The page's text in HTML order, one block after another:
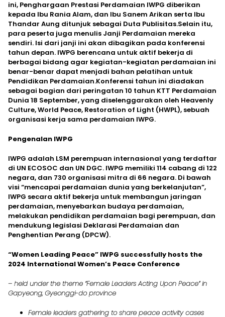
ini, Penghargaan Prestasi Perdamaian IWPG diberikan
kepada Ibu Rania Alam, dan Ibu Sanem Arikan serta Ibu
Thandar Aung ditunjuk sebagai Duta Publisitas.Selain itu,
para peserta juga menulis Janji Perdamaian mereka
sendiri. Isi dari janji ini akan dibagikan pada konferensi
tahun depan. IWPG berencana untuk aktif bekerja di
berbagai bidang agar kegiatan-kegiatan perdamaian ini
benar-benar dapat menjadi bahan pelatihan untuk
Pendidikan Perdamaian.Konferensi tahun ini diadakan
sebagai bagian dari peringatan 10 tahun KTT Perdamaian
Dunia 18 September, yang diselenggarakan oleh Heavenly
Culture, World Peace, Restoration of Light (HWPL), sebuah
organisasi kerja sama perdamaian IWPG.
Pengenalan IWPG
IWPG adalah LSM perempuan internasional yang terdaftar
di UN ECOSOC dan UN DGC. IWPG memiliki 114 cabang di 122
negara, dan 730 organisasi mitra di 66 negara. Di bawah
visi “mencapai perdamaian dunia yang berkelanjutan”,
IWPG secara aktif bekerja untuk membangun jaringan
perdamaian, menyebarkan budaya perdamaian,
melakukan pendidikan perdamaian bagi perempuan, dan
mendukung legislasi Deklarasi Perdamaian dan
Penghentian Perang (DPCW).
“Women Leading Peace” IWPG successfully hosts the
2024 International Women’s Peace Conference
– held under the theme “Female Leaders Acting Upon Peace” in
Gapyeong, Gyeonggi-do province
Female leaders gathering to share peace activity cases